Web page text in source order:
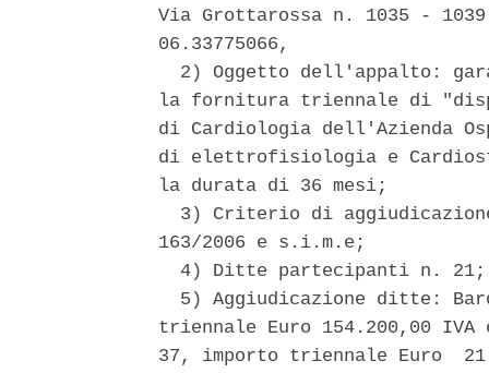
Via Grottarossa n. 1035 -
06.33775066,
2) Oggetto dell'appalto:
la fornitura triennale di
di Cardiologia dell'Azienda
di elettrofisiologia e
la durata di 36 mesi;
3) Criterio di
163/2006 e s.i.m.e;
4) Ditte partecipanti n.
5) Aggiudicazione ditte:
triennale Euro 154.200,00
37, importo triennale Euro